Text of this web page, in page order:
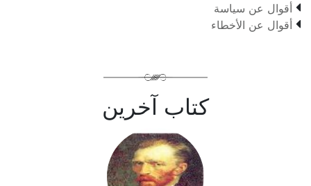
 أقوال عن سياسة
 أقوال عن الأخطاء
كتاب آخرين